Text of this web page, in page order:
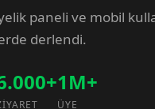
paneli ve mobil
derlendi.
1M+
ÜYE